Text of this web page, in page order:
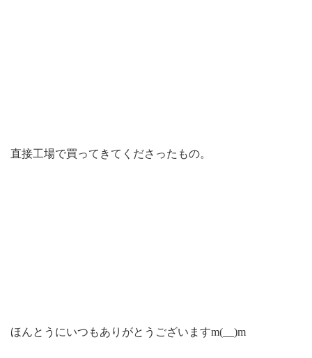
直接工場で買ってきてくださったもの。
ほんとうにいつもありがとうございますm(__)m